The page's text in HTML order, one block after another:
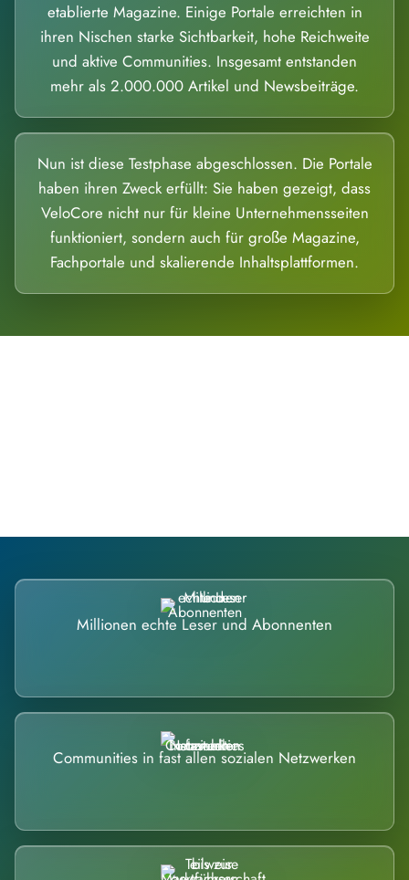
etablierte Magazine. Einige Portale erreichten in
ihren Nischen starke Sichtbarkeit, hohe Reichweite
und aktive Communities. Insgesamt entstanden
mehr als 2.000.000 Artikel und Newsbeiträge.
Nun ist diese Testphase abgeschlossen. Die Portale
haben ihren Zweck erfüllt: Sie haben gezeigt, dass
VeloCore nicht nur für kleine Unternehmensseiten
funktioniert, sondern auch für große Magazine,
Fachportale und skalierende Inhaltsplattformen.
Millionen echte Leser und Abonnenten
Communities in fast allen sozialen Netzwerken